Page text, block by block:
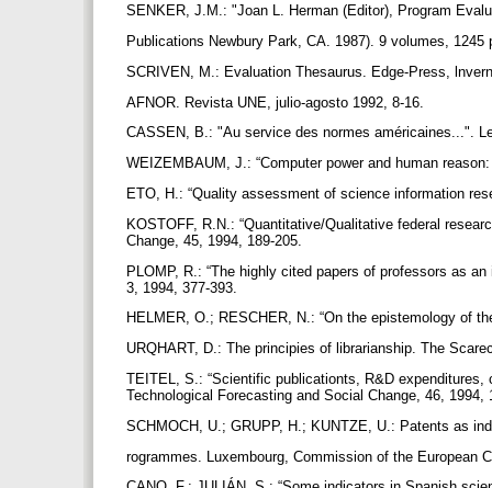
SENKER, J.M.: "Joan L. Herman (Editor), Program
Publications Newbury Park, CA. 1987). 9 volumes,
SCRIVEN, M.: Evaluation Thesaurus. Edge-Press,
AFNOR. Revista UNE, julio-agosto 1992, 8-16.
CASSEN, B.: "Au service des normes américaines...".
WEIZEMBAUM, J.: “Computer power and human
ETO, H.: “Quality assessment of science information
KOSTOFF, R.N.: “Quantitative/Qualitative federal
Change, 45, 1994, 189-205.
PLOMP, R.: “The highly cited papers of professors as
3, 1994, 377-393.
HELMER, O.; RESCHER, N.: “On the epistemology of
URQHART, D.: The principies of librarianship. The
TEITEL, S.: “Scientific publicationts, R&D
Technological Forecasting and Social Change, 46, 1994,
SCHMOCH, U.; GRUPP, H.; KUNTZE, U.: Patents as
rogrammes. Luxembourg, Commission of the European